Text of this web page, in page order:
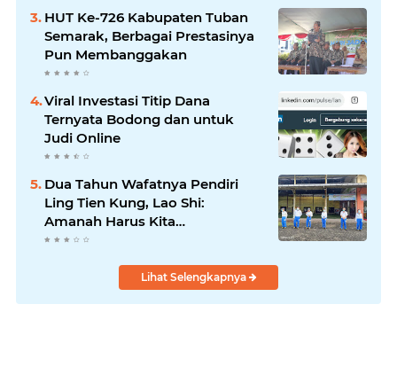
HUT Ke-726 Kabupaten Tuban
Semarak, Berbagai Prestasinya
Pun Membanggakan
Viral Investasi Titip Dana
Ternyata Bodong dan untuk
Judi Online
Dua Tahun Wafatnya Pendiri
Ling Tien Kung, Lao Shi:
Amanah Harus Kita
Laksanakan!
Lihat Selengkapnya